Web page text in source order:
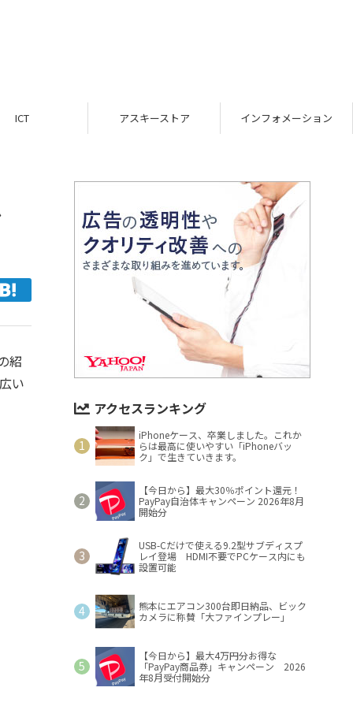
ICT アスキーストア インフォメーション
紹
い
アクセスランキング
iPhoneケース、卒業しました。これか
らは最高に使いやすい「iPhoneバッ
ク」で生きていきます。
【今日から】最大30％ポイント還元！
PayPay自治体キャンペーン 2026年8月
開始分
USB-Cだけで使える9.2型サブディスプ
レイ登場 HDMI不要でPCケース内にも
設置可能
熊本にエアコン300台即日納品、ビック
カメラに称賛「大ファインプレー」
【今日から】最大4万円分お得な
「PayPay商品券」キャンペーン 2026
年8月受付開始分